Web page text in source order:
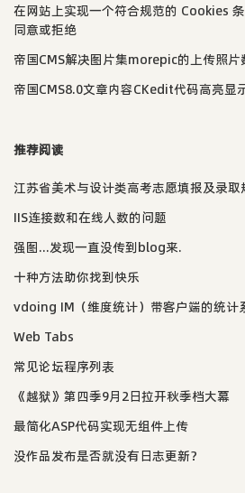
在网站上实现一个符合规范的 Cookies
同意或拒绝
帝国CMS解决图片集morepic的上传照片
帝国CMS8.0文章内容CKedit代码高亮显
推荐阅读
江苏省美术与设计类高考志愿填报及录取
IIS连接数和在线人数的问题
强图...发现一直没传到blog来.
十种方法助你找到快乐
vdoing IM（维度统计）带客户端的统计
Web Tabs
常见论坛程序列表
《越狱》第四季9月2日拉开秋季档大幕
最简化ASP代码实现无组件上传
没作品发布是否就没有日志更新？